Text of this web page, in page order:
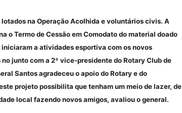
na Operação Acolhida e voluntários civis. A
o Termo de Cessão em Comodato do material doado
a atividades esportiva com os novos
junto com a 2ª vice-presidente do Rotary Club de
Santos agradeceu o apoio do Rotary e do
projeto possibilita que tenham um meio de lazer, de
local fazendo novos amigos, avaliou o general.